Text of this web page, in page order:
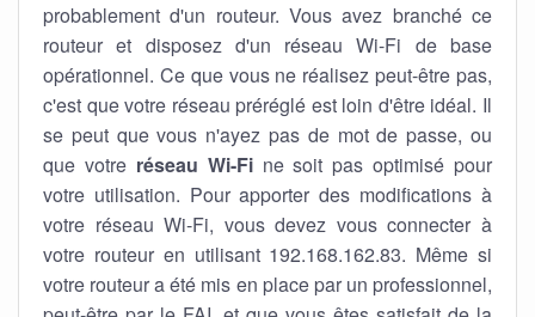
probablement d'un routeur. Vous avez branché ce
routeur et disposez d'un réseau Wi-Fi de base
opérationnel. Ce que vous ne réalisez peut-être pas,
c'est que votre réseau préréglé est loin d'être idéal. Il
se peut que vous n'ayez pas de mot de passe, ou
que votre réseau Wi-Fine soit pas optimisé pour
votre utilisation. Pour apporter des modifications à
votre réseau Wi-Fi, vous devez vous connecter à
votre routeur en utilisant 192.168.162.83. Même si
votre routeur a été mis en place par un professionnel,